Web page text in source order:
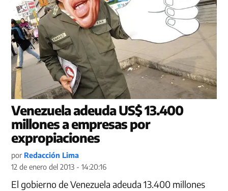
Venezuela adeuda US$ 13.400
millones a empresas por
expropiaciones
por Redacción Lima
12 de enero del 2013 - 14:20:16
El gobierno de Venezuela adeuda 13.400 millones